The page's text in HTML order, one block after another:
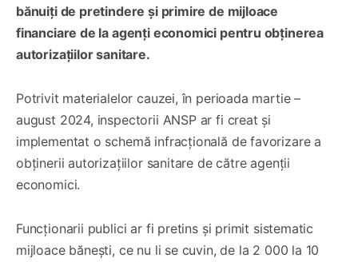
bănuiți de pretindere și primire de mijloace
financiare de la agenți economici pentru obținerea
autorizațiilor sanitare.
Potrivit materialelor cauzei, în perioada martie –
august 2024, inspectorii ANSP ar fi creat și
implementat o schemă infracțională de favorizare a
obținerii autorizațiilor sanitare de către agenții
economici.
Funcționarii publici ar fi pretins și primit sistematic
mijloace bănești, ce nu li se cuvin, de la 2 000 la 10